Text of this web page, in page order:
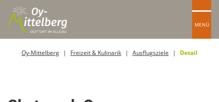
MENÜ
Oy-Mittelberg Freizeit & Kulinarik Ausflugsziele Detail